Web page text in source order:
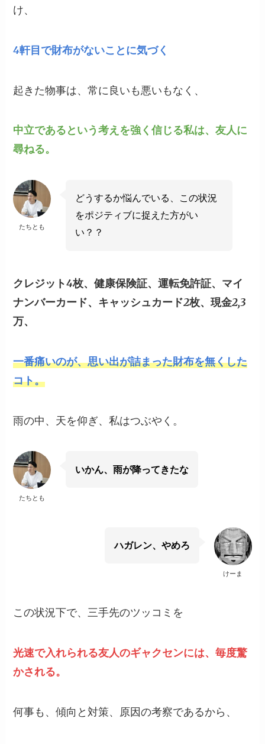
け、
4軒目で財布がないことに気づく
起きた物事は、常に良いも悪いもなく、
中立であるという考えを強く信じる私は、友人に
尋ねる。
たちとも
どうするか悩んでいる、この状況
をポジティブに捉えた方がい
い？？
クレジット4枚、健康保険証、運転免許証、マイ
ナンバーカード、キャッシュカード2枚、現金2,3
万、
一番痛いのが、思い出が詰まった財布を無くした
コト。
雨の中、天を仰ぎ、私はつぶやく。
たちとも
いかん、雨が降ってきたな
けーま
ハガレン、やめろ
この状況下で、三手先のツッコミを
光速で入れられる友人のギャクセンには、毎度驚
かされる。
何事も、傾向と対策、原因の考察であるから、